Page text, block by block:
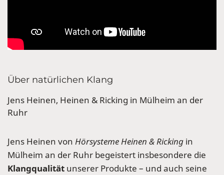
Über natürlichen Klang
Jens Heinen, Heinen & Ricking in Mülheim an der
Ruhr
Jens Heinen von Hörsysteme Heinen & Ricking in
Mülheim an der Ruhr begeistert insbesondere die
Klangqualität unserer Produkte – und auch seine